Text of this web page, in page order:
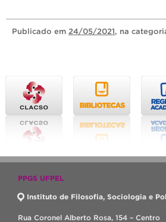
Publicado em 24/05/2021, na
PPGS UFPEL
Instituto de Filosofia, Sociologia e
Rua Coronel Alberto Rosa, 154 – Centro